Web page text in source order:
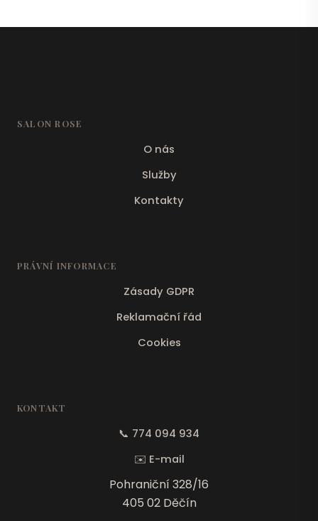
SALON ROSE
O nás
Služby
Kontakty
PRÁVNÍ INFORMACE
Zásady GDPR
Reklamační řád
Cookies
KONTAKT
📞 774 094 934
✉️ E-mail
Pohraniční 328/16
405 02 Děčín